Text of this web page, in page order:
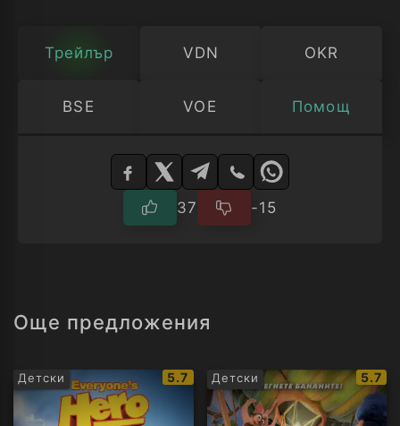
Трейлър VDN OKR
BSE VOE Помощ
Изберете
37 -15
Още предложения
Детски
IMDb
рейтинг:
5.7 Детски
IMDb
5.7